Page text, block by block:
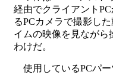
経由でクライアント
るPCカメラで撮影し
イムの映像を見ながら
わけだ。
使用しているPCパー